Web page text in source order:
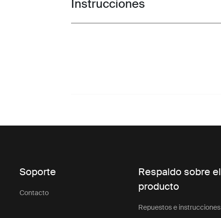
Instrucciones
Soporte
Contacto
Respaldo sobre el
producto
Repuestos e instrucciones